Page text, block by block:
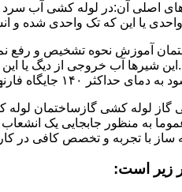
اصلی آن:در لوله کشی آب سرد و
واحدی یا این که تک واحدی
آموزش نحوه تشخیص و رفع نم
فارنهایت به کار میرود.
گاز لوله کشی گازساختمان
به منظور جابجایی یک انشعاب
ساز با تجربه و تخصص کافی در
زیر است: